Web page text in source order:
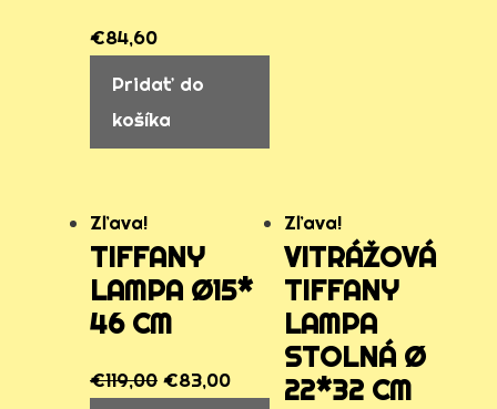
€84,60
Pridať do
košíka
Zľava!
TIFFANY
LAMPA Ø15*
46 CM
€119,00 €83,00
Zľava!
VITRÁŽOVÁ
TIFFANY
LAMPA
STOLNÁ Ø
22*32 CM